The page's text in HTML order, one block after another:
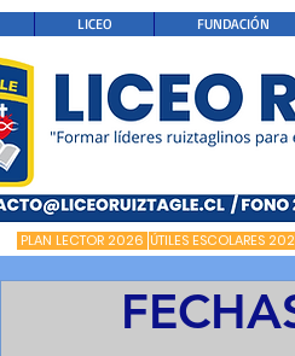
LICEO FUNDACIÓN
PLAN LECTOR 2026 ÚTILES ESCOLARES